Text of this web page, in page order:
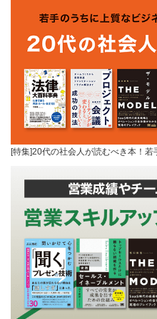
[特集]20代の社会人が読むべき本！